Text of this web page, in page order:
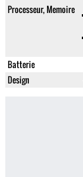
Processeur, Memoire
Batterie
Design